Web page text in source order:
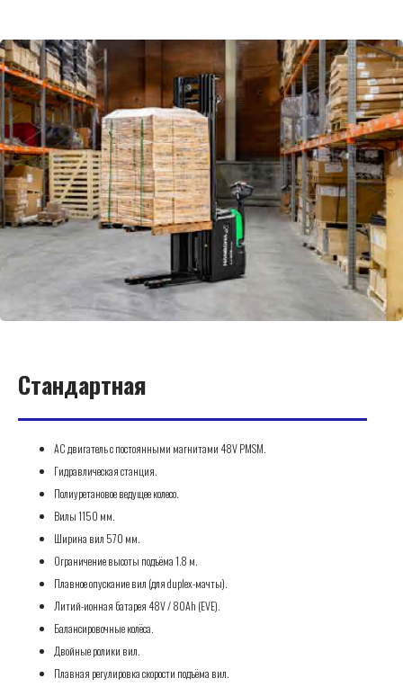
Стандартная
AC двигатель с постоянными магнитами 48V PMSM.
Гидравлическая станция.
Полиуретановое ведущее колесо.
Вилы 1150 мм.
Ширина вил 570 мм.
Ограничение высоты подъёма 1.8 м.
Плавное опускание вил (для duplex-мачты).
Литий-ионная батарея 48V / 80Ah (EVE).
Балансировочные колёса.
Двойные ролики вил.
Плавная регулировка скорости подъёма вил.